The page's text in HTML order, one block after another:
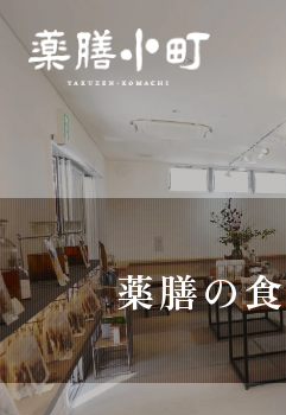
薬膳とス
パイス専
門店 薬膳
小町薬膳の